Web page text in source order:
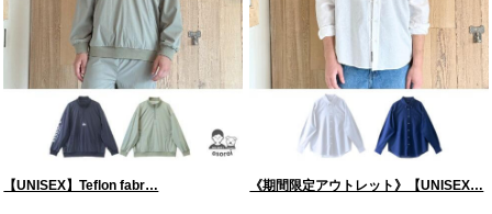
【UNISEX】Teflon fabr… 《期間限定アウトレット》【UNISEX…